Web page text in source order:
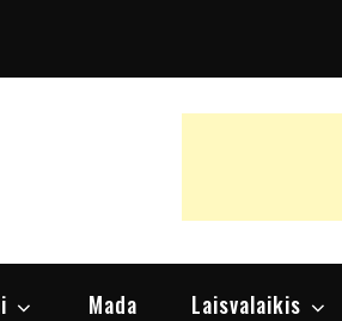
Mada Laisvalaikis